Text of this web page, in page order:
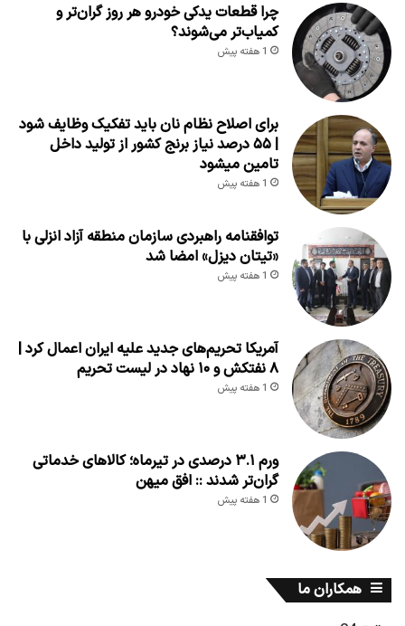
چرا قطعات یدکی خودرو هر روز گران‌تر و
کمیاب‌تر می‌شوند؟
1 هفته پیش
برای اصلاح نظام نان باید تفکیک وظایف شود
| ۵۵ درصد نیاز برنج کشور از تولید داخل
تامین میشود
1 هفته پیش
توافقنامه راهبردی سازمان منطقه آزاد انزلی با
«تیتان دیزل» امضا شد
1 هفته پیش
آمریکا تحریم‌های جدید علیه ایران اعمال کرد |
۸ نفتکش و ۱۰ نهاد در لیست تحریم
1 هفته پیش
ورم ۳.۱ درصدی در تیرماه؛ کالاهای خدماتی
گران‌تر شدند :: افق میهن
1 هفته پیش
همکاران ما